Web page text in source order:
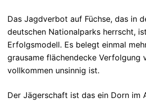
Das Jagdverbot auf Füchse, das in
deutschen Nationalparks herrscht,
Erfolgsmodell. Es belegt einmal
grausame flächendecke Verfolgung
vollkommen unsinnig ist.
Der Jägerschaft ist das ein Dorn im